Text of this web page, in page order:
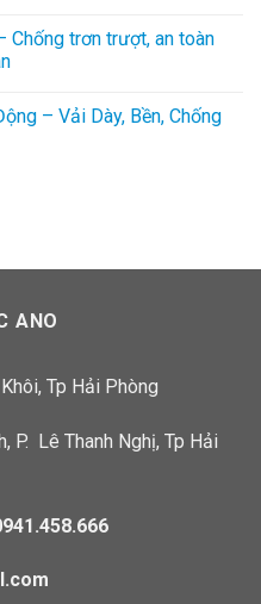
Chống trơn trượt, an toàn
– Vải Dày, Bền, Chống
ANO
Tp Hải Phòng
P. Lê Thanh Nghị, Tp Hải